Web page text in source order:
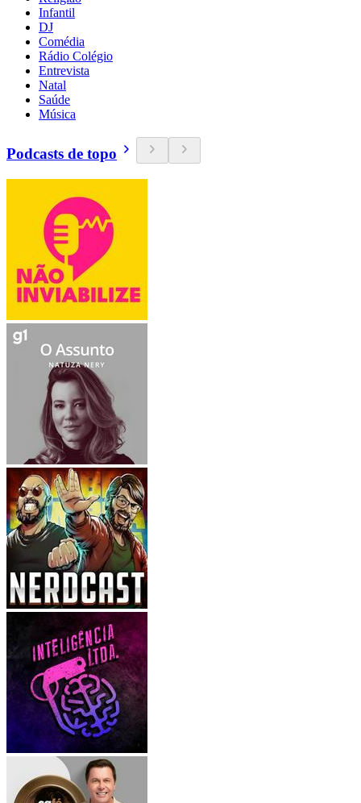
Infantil
DJ
Comédia
Rádio Colégio
Entrevista
Natal
Saúde
Música
Podcasts de topo